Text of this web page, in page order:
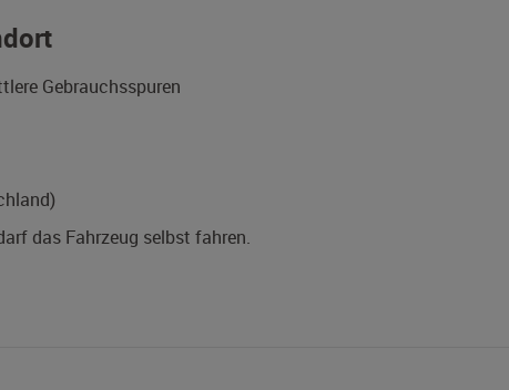
Gebrauchsspuren
das Fahrzeug selbst fahren.